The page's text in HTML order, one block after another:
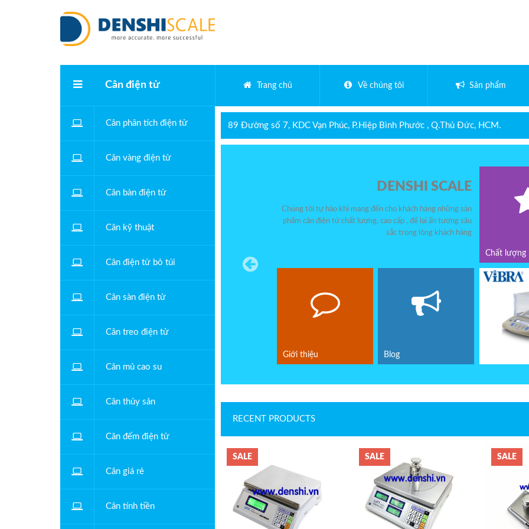
Cân điện tử
Cân phân tích điện tử
Cân vàng điện tử
Cân bàn điện tử
Cân kỹ thuật
Cân điện tử bỏ túi
Cân sàn điện tử
Cân treo điện tử
Cân mủ cao su
Cân thủy sản
Cân đếm điện tử
Cân giá rẻ
Cân tính tiền
Trang chủ Về chúng tôi Sản phẩm
89 Đường số 7, KDC Vạn Phúc, P.Hiệp Bình Phước , Q.Thủ Đức, HCM.
Giới thiệu Blog
Chất lượng
DENSHI SCALE
Chúng tôi tự hào khi mang đến cho khách hàng những sản
phẩm cân điện tử chất lượng, cao cấp , để lại ấn tượng sâu
sắc trong lòng khách hàng
RECENT PRODUCTS
SALE SALE SALE